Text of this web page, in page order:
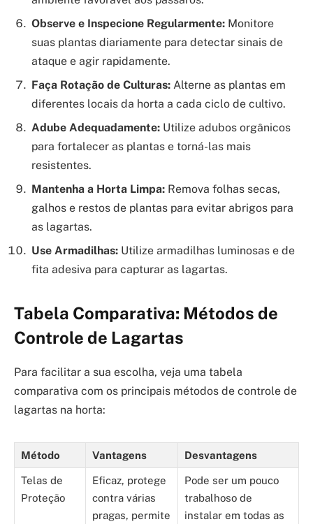
Observe e Inspecione Regularmente: Monitore
suas plantas diariamente para detectar sinais de
ataque e agir rapidamente.
Faça Rotação de Culturas: Alterne as plantas em
diferentes locais da horta a cada ciclo de cultivo.
Adube Adequadamente: Utilize adubos orgânicos
para fortalecer as plantas e torná-las mais
resistentes.
Mantenha a Horta Limpa: Remova folhas secas,
galhos e restos de plantas para evitar abrigos para
as lagartas.
Use Armadilhas: Utilize armadilhas luminosas e de
fita adesiva para capturar as lagartas.
Tabela Comparativa: Métodos de
Controle de Lagartas
Para facilitar a sua escolha, veja uma tabela
comparativa com os principais métodos de controle de
lagartas na horta:
Método Vantagens Desvantagens
Telas de
Proteção
Eficaz, protege
contra várias
pragas, permite
Pode ser um pouco
trabalhoso de
instalar em todas as